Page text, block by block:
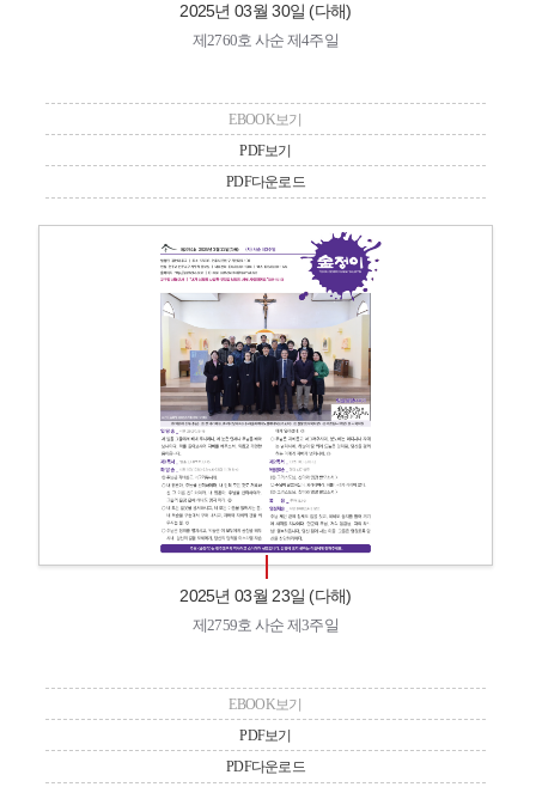
2025년 03월 30일 (다해)
제2760호 사순 제4주일
EBOOK보기
PDF보기
PDF다운로드
2025년 03월 23일 (다해)
제2759호 사순 제3주일
EBOOK보기
PDF보기
PDF다운로드